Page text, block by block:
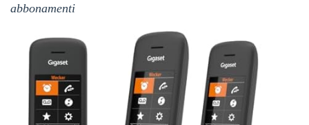
others.
work,
abbonamenti